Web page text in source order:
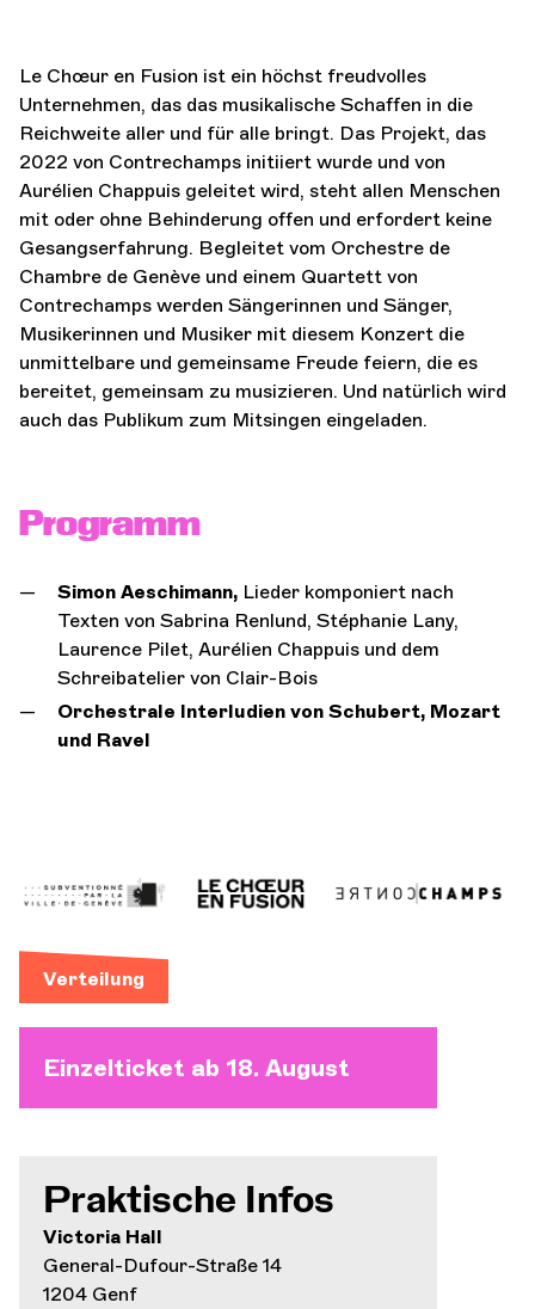
Le Chœur en Fusion ist ein höchst freudvolles
Unternehmen, das das musikalische Schaffen in die
Reichweite aller und für alle bringt. Das Projekt, das
2022 von Contrechamps initiiert wurde und von
Aurélien Chappuis geleitet wird, steht allen Menschen
mit oder ohne Behinderung offen und erfordert keine
Gesangserfahrung. Begleitet vom Orchestre de
Chambre de Genève und einem Quartett von
Contrechamps werden Sängerinnen und Sänger,
Musikerinnen und Musiker mit diesem Konzert die
unmittelbare und gemeinsame Freude feiern, die es
bereitet, gemeinsam zu musizieren. Und natürlich wird
auch das Publikum zum Mitsingen eingeladen.
Programm
Simon Aeschimann, Lieder komponiert nach
Texten von Sabrina Renlund, Stéphanie Lany,
Laurence Pilet, Aurélien Chappuis und dem
Schreibatelier von Clair-Bois
Orchestrale Interludien von Schubert, Mozart
und Ravel
Verteilung
Einzelticket ab 18. August
Praktische Infos
Victoria Hall
General-Dufour-Straße 14
1204 Genf